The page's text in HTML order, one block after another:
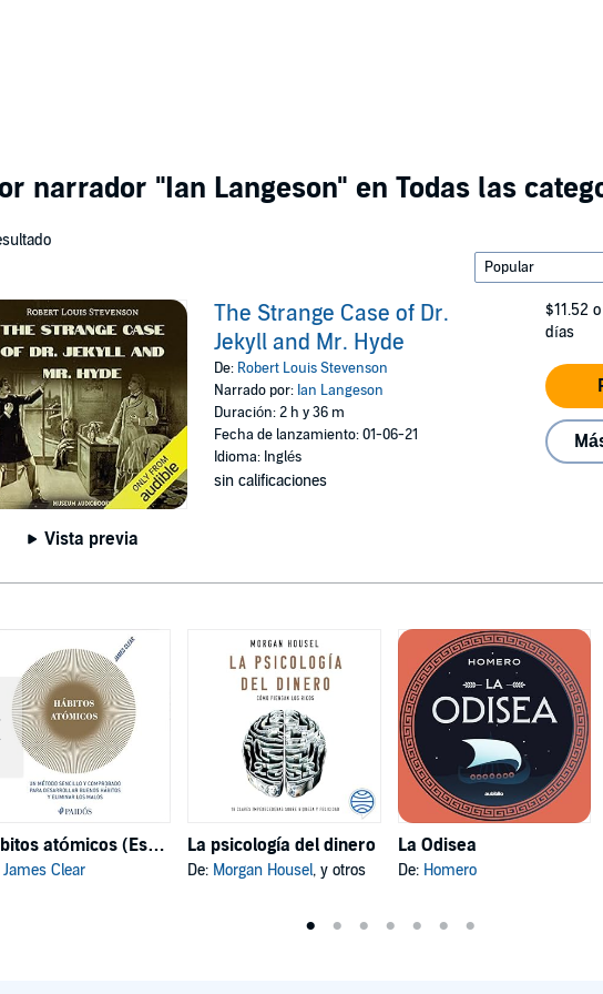
narrador "Ian Langeson" en Todas las
Vista previa
The Strange Case of Dr.
Jekyll and Mr. Hyde
De: Robert Louis Stevenson
Narrado por: Ian Langeson
Duración: 2 h y 36 m
Fecha de lanzamiento: 01-06-21
Idioma: Inglés
sin calificaciones
$11.52
días
Hábitos atómicos (Español neutro)
James Clear
La psicología del dinero
De: Morgan Housel, y otros
La Odisea
De: Homero